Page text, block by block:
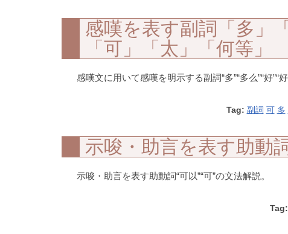
感嘆を表す副詞「多」
「可」「太」「何等」
感嘆文に用いて感嘆を明示する副詞“多”“多么”“好”“好
Tag: 副詞 可 多
示唆・助言を表す助動
示唆・助言を表す助動詞“可以”“可”の文法解説。
Tag: